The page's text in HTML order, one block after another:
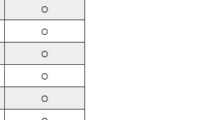
○
○
○
○
○